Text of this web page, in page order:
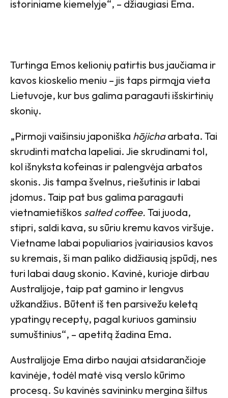
istoriniame kiemelyje“, – džiaugiasi Ema.
Turtinga Emos kelionių patirtis bus jaučiama ir
kavos kioskelio meniu – jis taps pirmąja vieta
Lietuvoje, kur bus galima paragauti išskirtinių
skonių.
„Pirmoji vaišinsiu japoniška hōjichaarbata. Tai
skrudinti matcha lapeliai. Jie skrudinami tol,
kol išnyksta kofeinas ir palengvėja arbatos
skonis. Jis tampa švelnus, riešutinis ir labai
įdomus. Taip pat bus galima paragauti
vietnamietiškos salted coffee. Tai juoda,
stipri, saldi kava, su sūriu kremu kavos viršuje.
Vietname labai populiarios įvairiausios kavos
su kremais, ši man paliko didžiausią įspūdį, nes
turi labai daug skonio. Kavinė, kurioje dirbau
Australijoje, taip pat gamino ir lengvus
užkandžius. Būtent iš ten parsivežu keletą
ypatingų receptų, pagal kuriuos gaminsiu
sumuštinius“, – apetitą žadina Ema.
Australijoje Ema dirbo naujai atsidarančioje
kavinėje, todėl matė visą verslo kūrimo
procesą. Su kavinės savininku mergina šiltus